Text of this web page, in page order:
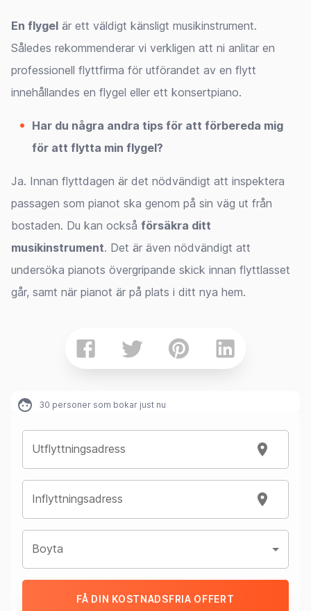
En flygel är ett väldigt känsligt musikinstrument.
Således rekommenderar vi verkligen att ni anlitar en
professionell flyttfirma för utförandet av en flytt
innehållandes en flygel eller ett konsertpiano.
Har du några andra tips för att förbereda mig
för att flytta min flygel?
Ja. Innan flyttdagen är det nödvändigt att inspektera
passagen som pianot ska genom på sin väg ut från
bostaden. Du kan också försäkra ditt
musikinstrument. Det är även nödvändigt att
undersöka pianots övergripande skick innan flyttlasset
går, samt när pianot är på plats i ditt nya hem.
30 personer som bokar just nu
Utflyttningsadress
Inflyttningsadress
Boyta
FÅ DIN KOSTNADSFRIA OFFERT